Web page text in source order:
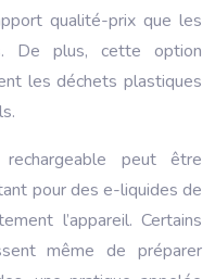
qualité-prix que les
De plus, cette option
les déchets plastiques
peut être
pour des e-liquides de
l’appareil. Certains
même de préparer